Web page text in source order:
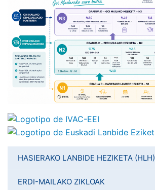
HASIERAKO LANBIDE HEZIKETA (HLH)
ERDI-MAILAKO ZIKLOAK